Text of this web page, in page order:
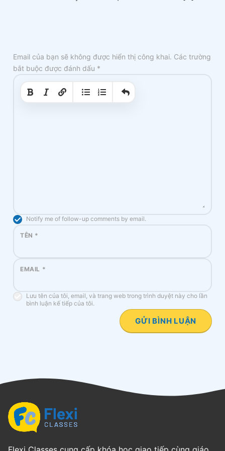
Email của bạn sẽ không được hiển thị công khai. Các trường
bắt buộc được đánh dấu *
Notify me of follow-up comments by email.
TÊN *
EMAIL *
Lưu tên của tôi, email, và trang web trong trình duyệt này cho lần
bình luận kế tiếp của tôi.